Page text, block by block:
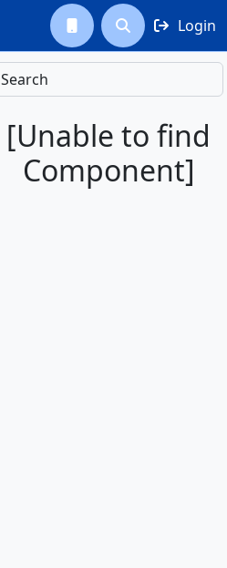
  Login
Search
[Unable to find
Component]